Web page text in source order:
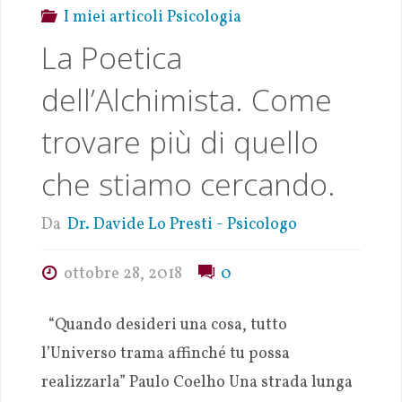
I miei articoli Psicologia
La Poetica
dell’Alchimista. Come
trovare più di quello
che stiamo cercando.
Da Dr. Davide Lo Presti - Psicologo
ottobre 28, 2018 0
“Quando desideri una cosa, tutto
l’Universo trama affinché tu possa
realizzarla” Paulo Coelho Una strada lunga